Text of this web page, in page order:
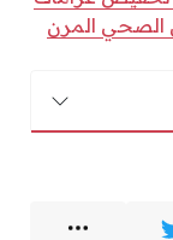
الصحي المرن